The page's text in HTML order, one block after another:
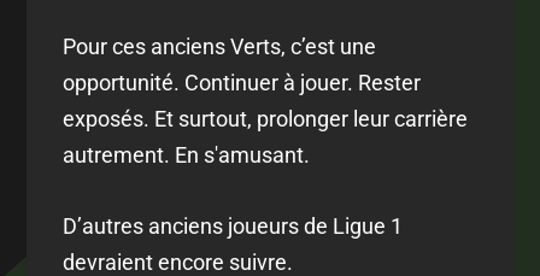
Pour ces anciens Verts, c’est une
opportunité. Continuer à jouer. Rester
exposés. Et surtout, prolonger leur carrière
autrement. En s'amusant.
D’autres anciens joueurs de Ligue 1
devraient encore suivre.